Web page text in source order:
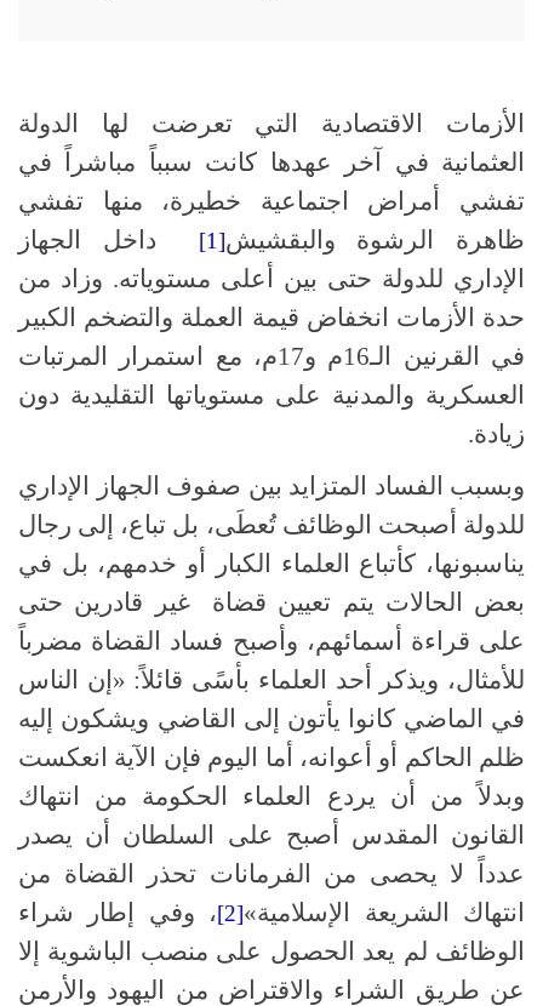
الأزمات الاقتصادية التي تعرضت لها الدولة
العثمانية في آخر عهدها كانت سبباً مباشراً في
تفشي أمراض اجتماعية خطيرة، منها تفشي
ظاهرة الرشوة والبقشيش[1]
داخل الجهاز
الإداري للدولة حتى بين أعلى مستوياته. وزاد من
حدة الأزمات انخفاض قيمة العملة والتضخم الكبير
في القرنين الـ16م و17م، مع استمرار المرتبات
العسكرية والمدنية على مستوياتها التقليدية دون
زيادة.
وبسبب الفساد المتزايد بين صفوف الجهاز الإداري
للدولة أصبحت الوظائف تُعطَى، بل تباع، إلى رجال
يناسبونها، كأتباع العلماء الكبار أو خدمهم، بل في
بعض الحالات يتم تعيين قضاة غير قادرين حتى
على قراءة أسمائهم، وأصبح فساد القضاة مضرباً
للأمثال، ويذكر أحد العلماء بأسًى قائلاً: «إن الناس
في الماضي كانوا يأتون إلى القاضي ويشكون إليه
ظلم الحاكم أو أعوانه، أما اليوم فإن الآية انعكست
وبدلاً من أن يردع العلماء الحكومة من انتهاك
القانون المقدس أصبح على السلطان أن يصدر
عدداً لا يحصى من الفرمانات تحذر القضاة من
انتهاك الشريعة الإسلامية»[2]
، وفي إطار شراء
الوظائف لم يعد الحصول على منصب الباشوية إلا
عن طريق الشراء والاقتراض من اليهود والأرمن